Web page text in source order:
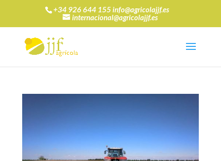
+34 926 644 155 info@agricolajjf.es
internacional@agricolajjf.es